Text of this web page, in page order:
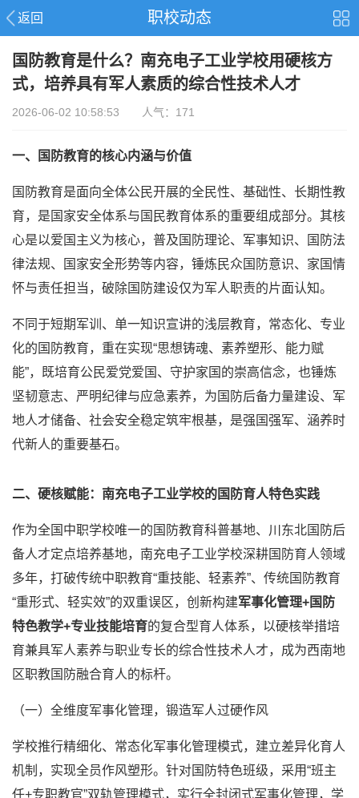
返回 职校动态
国防教育是什么？南充电子工业学校用硬核方
式，培养具有军人素质的综合性技术人才
2026-06-02 10:58:53 人气：171
一、国防教育的核心内涵与价值
国防教育是面向全体公民开展的全民性、基础性、长期性教
育，是国家安全体系与国民教育体系的重要组成部分。其核
心是以爱国主义为核心，普及国防理论、军事知识、国防法
律法规、国家安全形势等内容，锤炼民众国防意识、家国情
怀与责任担当，破除国防建设仅为军人职责的片面认知。
不同于短期军训、单一知识宣讲的浅层教育，常态化、专业
化的国防教育，重在实现“思想铸魂、素养塑形、能力赋
能”，既培育公民爱党爱国、守护家国的崇高信念，也锤炼
坚韧意志、严明纪律与应急素养，为国防后备力量建设、军
地人才储备、社会安全稳定筑牢根基，是强国强军、涵养时
代新人的重要基石。
二、硬核赋能：南充电子工业学校的国防育人特色实践
作为全国中职学校唯一的国防教育科普基地、川东北国防后
备人才定点培养基地，南充电子工业学校深耕国防育人领域
多年，打破传统中职教育“重技能、轻素养”、传统国防教育
“重形式、轻实效”的双重误区，创新构建军事化管理+国防
特色教学+专业技能培育的复合型育人体系，以硬核举措培
育兼具军人素养与职业专长的综合性技术人才，成为西南地
区职教国防融合育人的标杆。
（一）全维度军事化管理，锻造军人过硬作风
学校推行精细化、常态化军事化管理模式，建立差异化育人
机制，实现全员作风塑形。针对国防特色班级，采用“班主
任+专职教官”双轨管理模式，实行全封闭式军事化管理，学